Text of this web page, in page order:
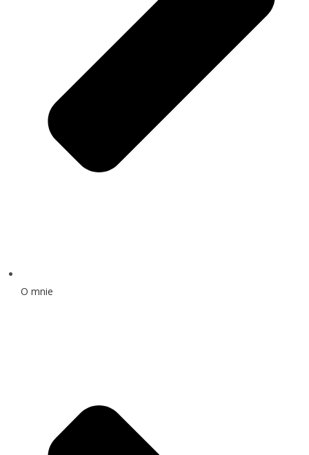
O mnie